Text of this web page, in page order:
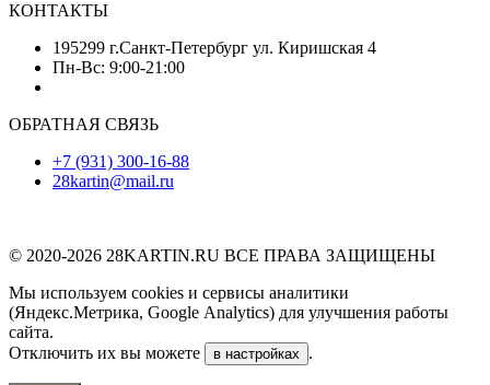
КОНТАКТЫ
195299 г.Санкт-Петербург ул. Киришская 4
Пн-Вс: 9:00-21:00
ОБРАТНАЯ СВЯЗЬ
+7 (931) 300-16-88
28kartin@mail.ru
© 2020-2026 28KARTIN.RU ВСЕ ПРАВА ЗАЩИЩЕНЫ
Мы используем cookies и сервисы аналитики
(Яндекс.Метрика, Google Analytics) для улучшения работы
сайта.
Отключить их вы можете
в настройках .